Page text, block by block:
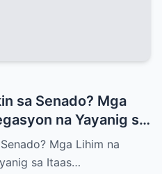
sa Senado? Mga
na Yayanig sa
Mga Lihim na
sa Itaas…